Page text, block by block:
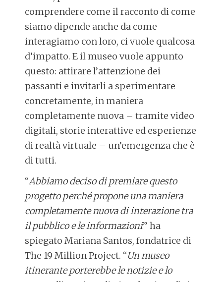
comprendere come il racconto di come
siamo dipende anche da come
interagiamo con loro, ci vuole qualcosa
d’impatto. E il museo vuole appunto
questo: attirare l’attenzione dei
passanti e invitarli a sperimentare
concretamente, in maniera
completamente nuova – tramite video
digitali, storie interattive ed esperienze
di realtà virtuale – un’emergenza che è
di tutti.
“Abbiamo deciso di premiare questo
progetto perché propone una maniera
completamente nuova di interazione tra
il pubblico e le informazioni” ha
spiegato Mariana Santos, fondatrice di
The 19 Million Project. “Un museo
itinerante porterebbe le notizie e lo